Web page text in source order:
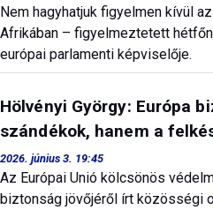
Nem hagyhatjuk figyelmen kívül
Afrikában – figyelmeztetett
európai parlamenti képviselője.
Hölvényi György: Európa
szándékok, hanem a
2026. június 3. 19:45
Az Európai Unió kölcsönös
biztonság jövőjéről írt közösségi